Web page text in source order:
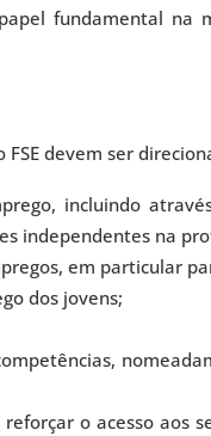
fundamental na
FSE devem ser
incluindo
independentes na
em particular
dos jovens;
o acesso aos